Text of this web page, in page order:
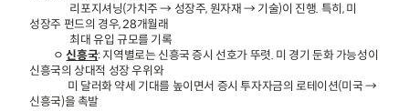
리포지셔닝(가치주 → 성장주, 원자재 → 기술)이 진행. 특히, 미
성장주 펀드의 경우, 28개월래
최대 유입 규모를 기록
ㅇ신흥국: 지역별로는 신흥국 증시 선호가 뚜렷. 미 경기 둔화 가능성이
신흥국의 상대적 성장 우위와
미 달러화 약세 기대를 높이면서 증시 투자자금의 로테이션(미국 →
신흥국)을 촉발